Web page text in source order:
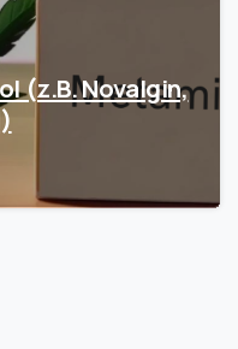
(z.B. Novalgin,